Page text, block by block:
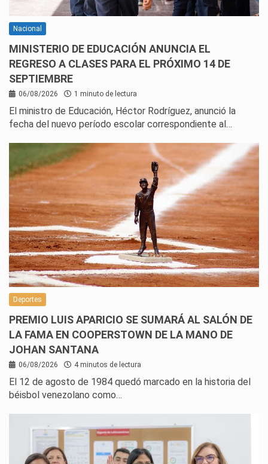
Nacional
MINISTERIO DE EDUCACIÓN ANUNCIA EL
REGRESO A CLASES PARA EL PRÓXIMO 14 DE
SEPTIEMBRE
06/08/2026 1 minuto de lectura
El ministro de Educación, Héctor Rodríguez, anunció la
fecha del nuevo período escolar correspondiente al…
Deportes
PREMIO LUIS APARICIO SE SUMARÁ AL SALÓN DE
LA FAMA EN COOPERSTOWN DE LA MANO DE
JOHAN SANTANA
06/08/2026 4 minutos de lectura
El 12 de agosto de 1984 quedó marcado en la historia del
béisbol venezolano como…